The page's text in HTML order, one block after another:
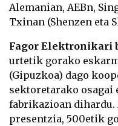
Alemanian, AEBn,
Txinan (Shenzen eta
Fagor Elektronikari
urtetik gorako
(Gipuzkoa) dago
sektoretarako
fabrikazioan dihardu.
presentzia, 500etik